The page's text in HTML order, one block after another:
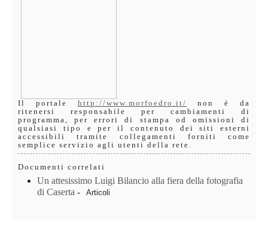
Il portale http://www.morfoedro.it/
non è da
ritenersi responsabile per cambiamenti di
programma, per errori di stampa od omissioni di
qualsiasi tipo e per il contenuto dei siti esterni
accessibili tramite collegamenti forniti come
semplice servizio agli utenti della rete.
Documenti correlati
Un attesissimo Luigi Bilancio alla fiera della fotografia
di Caserta - Articoli